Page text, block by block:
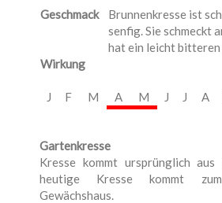
Geschmack
Brunnenkresse ist
senfig. Sie schmeckt
hat ein leicht bitteren
Wirkung
J F M A M J J A
Gartenkresse
Kresse kommt ursprünglich aus
heutige Kresse kommt
Gewächshaus.